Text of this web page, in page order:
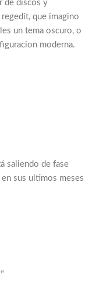
de discos y
que imagino
un tema oscuro, o
moderna.
saliendo de fase
sus ultimos meses